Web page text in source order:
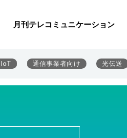
月刊テレコミュニケーション
IoT 通信事業者向け 光伝送